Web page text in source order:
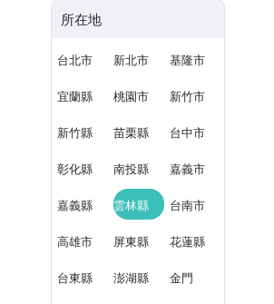
所在地
台北市 新北市 基隆市
宜蘭縣 桃園市 新竹市
新竹縣 苗栗縣 台中市
彰化縣 南投縣 嘉義市
嘉義縣 雲林縣 台南市
高雄市 屏東縣 花蓮縣
台東縣 澎湖縣 金門